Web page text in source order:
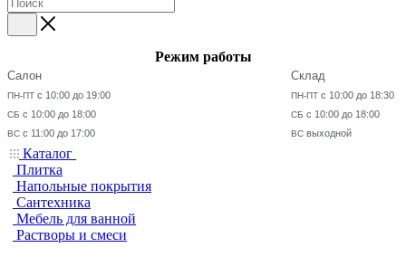
Режим работы
Салон
ПН-ПТ с 10:00 до 19:00
СБ с 10:00 до 18:00
ВС с 11:00 до 17:00
Склад
ПН-ПТ с 10:00 до 18:30
СБ с 10:00 до 18:00
ВС выходной
Каталог
Плитка
Напольные покрытия
Сантехника
Мебель для ванной
Растворы и смеси